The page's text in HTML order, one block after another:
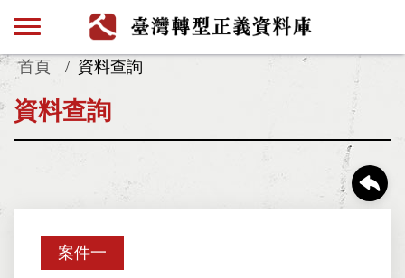
首頁 資料查詢
資料查詢
案件一